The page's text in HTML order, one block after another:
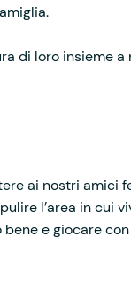
di loro insieme a
ai nostri amici
l’area in cui
e giocare